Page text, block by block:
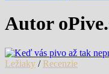
Autor
Ležiaky / Recenzie